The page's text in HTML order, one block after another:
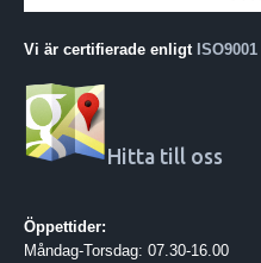
Vi är certifierade enligt ISO9001
Hitta till oss
Öppettider:
Måndag-Torsdag: 07.30-16.00